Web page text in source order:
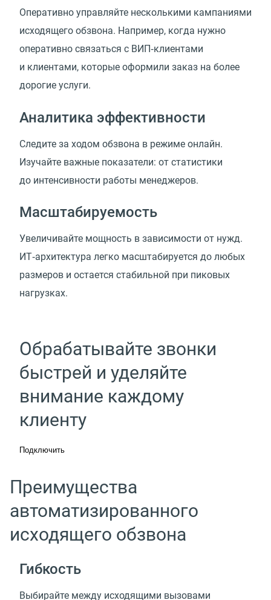
Оперативно управляйте несколькими кампаниями
исходящего обзвона. Например, когда нужно
оперативно связаться с ВИП‑клиентами
и клиентами, которые оформили заказ на более
дорогие услуги.
Аналитика эффективности
Следите за ходом обзвона в режиме онлайн.
Изучайте важные показатели: от статистики
до интенсивности работы менеджеров.
Масштабируемость
Увеличивайте мощность в зависимости от нужд.
ИТ‑архитектура легко масштабируется до любых
размеров и остается стабильной при пиковых
нагрузках.
Обрабатывайте звонки
быстрей и уделяйте
внимание каждому
клиенту
Подключить
Преимущества
автоматизированного
исходящего обзвона
Гибкость
Выбирайте между исходящими вызовами